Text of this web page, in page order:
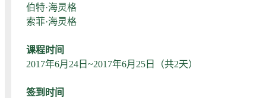
伯特·海灵格
索菲·海灵格
课程时间
2017年6月24日~2017年6月25日（共2天）
签到时间